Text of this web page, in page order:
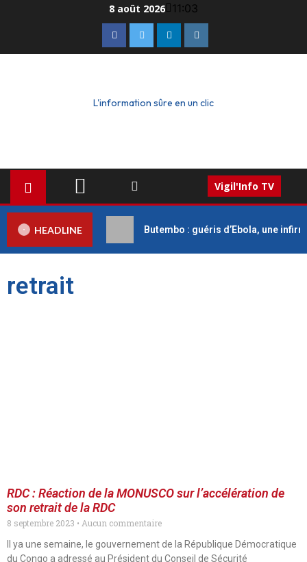
8 août 2026 11:03
L'information sûre en un clic
Vigil'Info TV
HEADLINE Butembo : guéris d’Ebola, une
retrait
RDC : Réaction de la MONUSCO sur l’accélération de
son retrait de la RDC
8 septembre 2023
Aucun commentaire
Il ya une semaine, le gouvernement de la République Démocratique
du Congo a adressé au Président du Conseil de Sécurité